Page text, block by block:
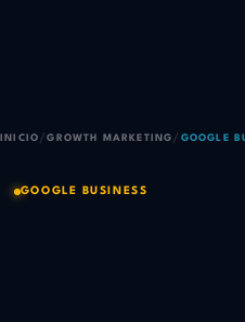
INICIO /GROWTH MARKETING / GOOGLE
GOOGLE BUSINESS